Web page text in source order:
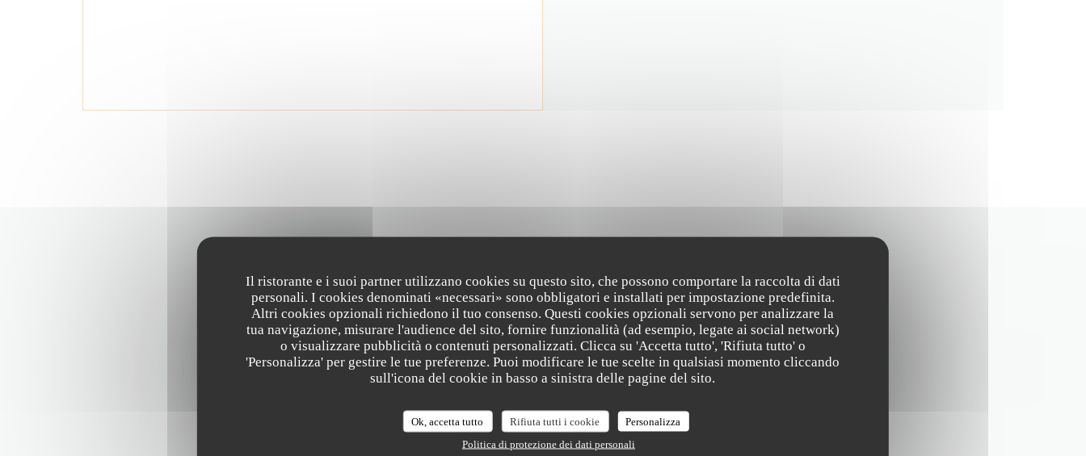
Il ristorante e i suoi partner utilizzano cookies su questo sito, che possono comportare la raccolta di dati
personali. I cookies denominati «necessari» sono obbligatori e installati per impostazione predefinita.
Altri cookies opzionali richiedono il tuo consenso. Questi cookies opzionali servono per analizzare la
tua navigazione, misurare l'audience del sito, fornire funzionalità (ad esempio, legate ai social network)
o visualizzare pubblicità o contenuti personalizzati. Clicca su 'Accetta tutto', 'Rifiuta tutto' o
'Personalizza' per gestire le tue preferenze. Puoi modificare le tue scelte in qualsiasi momento cliccando
sull'icona del cookie in basso a sinistra delle pagine del sito.
Ok, accetta tutto Rifiuta tutti i cookie
Personalizza
Politica di protezione dei dati personali
Vuoi contattarci?
Compila il modulo sottostante!
SYMPA